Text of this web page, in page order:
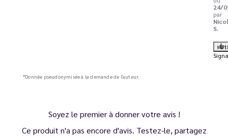
24/
par
S.
*Donnée pseudonymisée à la demande de l'auteur.
Soyez le premier à donner votre avis !
Ce produit n'a pas encore d'avis. Testez-le, partagez